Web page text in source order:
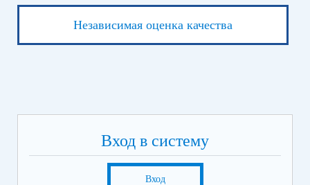
Независимая оценка качества
Вход в систему
Вход